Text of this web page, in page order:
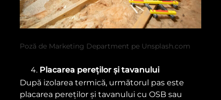
Poză de Marketing Department pe Unsplash.com
Placarea pereților și tavanului
După izolarea termică, următorul pas este
placarea pereților și tavanului cu OSB sau